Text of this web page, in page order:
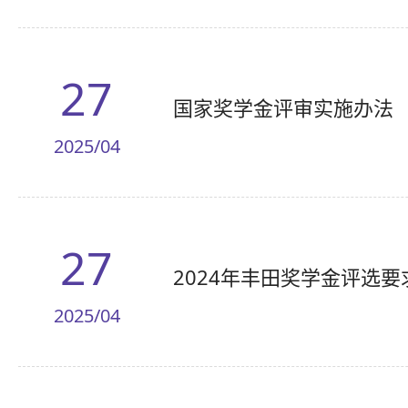
27
2025/04
国家奖学金评审实施办法
27
2025/04
2024年丰田奖学金评选要